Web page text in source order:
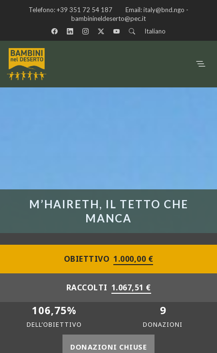
Telefono:+39 351 72 54 187 Email:italy@bnd.ngo -
bambinineldeserto@pec.it
Italiano
M’HAIRETH, IL TETTO CHE
MANCA
OBIETTIVO 1.000,00 €
RACCOLTI 1.067,51 €
106,75%
DELL’OBIETTIVO
9
DONAZIONI
DONAZIONI CHIUSE